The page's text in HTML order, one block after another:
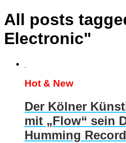
All posts
Electronic"
Hot & New
Der Kölner
mit „Flow“ sein
Humming